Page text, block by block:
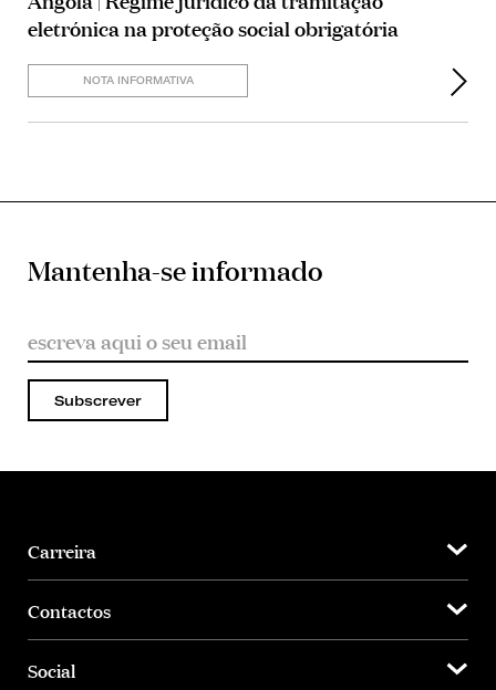
eletrónica na proteção social obrigatória
NOTA INFORMATIVA
Mantenha-se informado
Subscrever
Carreira
Contactos
Social